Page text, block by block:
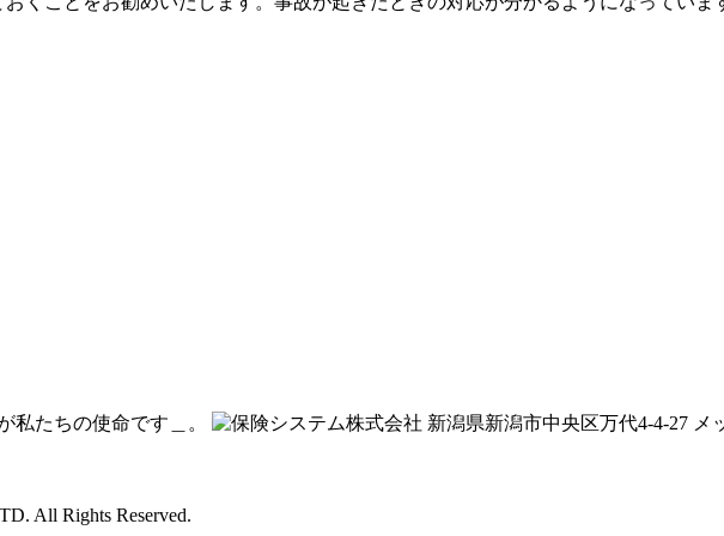
私たちの使命です＿。 新潟県新潟市中央区万代4-4-27
All Rights Reserved.